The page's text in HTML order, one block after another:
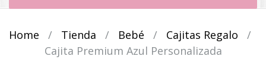
content
Home / Tienda / Bebé / Cajitas Regalo
/
Cajita Premium Azul Personalizada